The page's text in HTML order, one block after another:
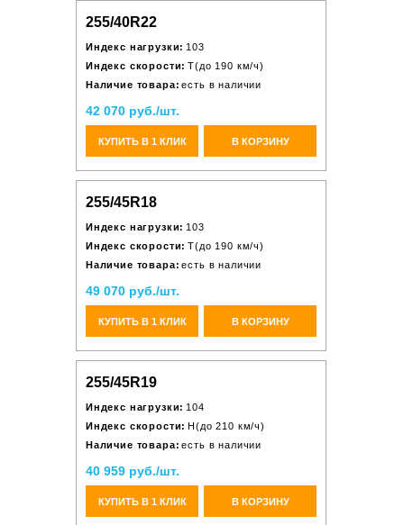
255/40R22
Индекс нагрузки: 103
Индекс скорости: T(до 190 км/ч)
Наличие товара: есть в наличии
42 070 руб./шт.
КУПИТЬ В 1 КЛИК В КОРЗИНУ
255/45R18
Индекс нагрузки: 103
Индекс скорости: T(до 190 км/ч)
Наличие товара: есть в наличии
49 070 руб./шт.
КУПИТЬ В 1 КЛИК В КОРЗИНУ
255/45R19
Индекс нагрузки: 104
Индекс скорости: H(до 210 км/ч)
Наличие товара: есть в наличии
40 959 руб./шт.
КУПИТЬ В 1 КЛИК В КОРЗИНУ